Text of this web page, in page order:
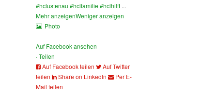
#hclustenau #hclfamilie#hclhilft ...
Mehr anzeigenWeniger anzeigen
Photo
Auf Facebook ansehen
·Teilen
Auf Facebook teilen
Auf Twitter
teilen
Share on LinkedIn
Per E-
Mail teilen